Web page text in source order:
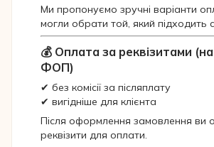
Ми пропонуємо зручні варіанти
могли обрати той, який підходить
💰 Оплата за реквізитами
ФОП)
✔ без комісії за післяплату
✔ вигідніше для клієнта
Після оформлення замовлення ви
реквізити для оплати.